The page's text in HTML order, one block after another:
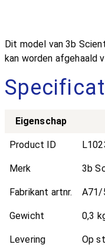
Dit model van 3b
kan worden afgehaald
Eigenschap
Product ID
Merk 3b
Fabrikant artnr. A71/
Gewicht 0,3
Levering Op